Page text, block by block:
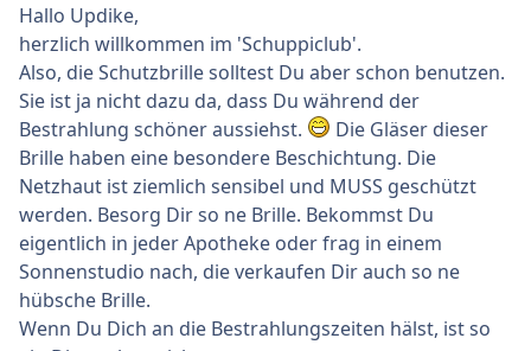
Hallo Updike,
herzlich willkommen im 'Schuppiclub'.
Also, die Schutzbrille solltest Du aber schon benutzen.
Sie ist ja nicht dazu da, dass Du während der
Bestrahlung schöner aussiehst.
Die Gläser dieser
Brille haben eine besondere Beschichtung. Die
Netzhaut ist ziemlich sensibel und MUSS geschützt
werden. Besorg Dir so ne Brille. Bekommst Du
eigentlich in jeder Apotheke oder frag in einem
Sonnenstudio nach, die verkaufen Dir auch so ne
hübsche Brille.
Wenn Du Dich an die Bestrahlungszeiten hälst, ist so